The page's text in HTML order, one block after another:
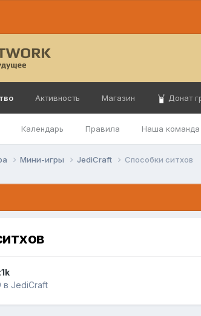
Календарь Правила Наша команда
Активность Магазин Донат
Мини-игры JediCraft Способки ситхов
в JediCraft